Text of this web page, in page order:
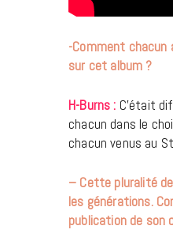
-Comment chacun
sur cet album ?
H-Burns : C’était
chacun dans le
chacun venus au
– Cette pluralité
les générations.
publication de son